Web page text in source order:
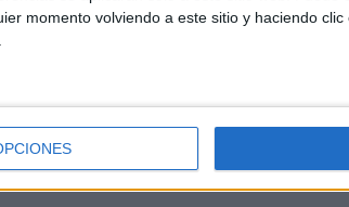
momento volviendo a este sitio y haciendo